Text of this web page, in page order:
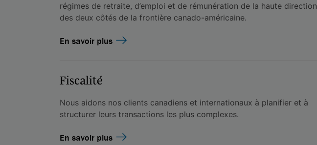
régimes de retraite, d’emploi et de rémunération de la haute direction
des deux côtés de la frontière canado-américaine.
En savoir plus
Fiscalité
Nous aidons nos clients canadiens et internationaux à planifier et à
structurer leurs transactions les plus complexes.
En savoir plus